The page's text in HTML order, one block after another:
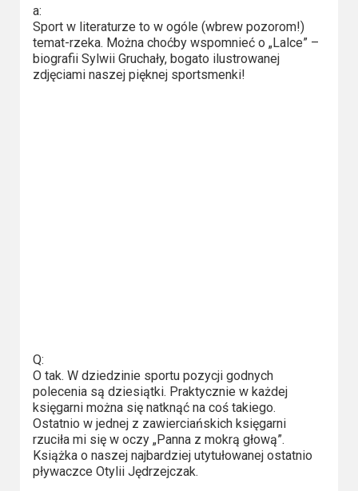
Streaming
Amazon
Prime
Showtime
Podsumowania
2023
2022
a:
Sport w literaturze to w ogóle (wbrew pozorom!)
temat-rzeka. Można choćby wspomnieć o „Lalce” –
biografii Sylwii Gruchały, bogato ilustrowanej
zdjęciami naszej pięknej sportsmenki!
Q:
O tak. W dziedzinie sportu pozycji godnych
polecenia są dziesiątki. Praktycznie w każdej
księgarni można się natknąć na coś takiego.
Ostatnio w jednej z zawierciańskich księgarni
rzuciła mi się w oczy „Panna z mokrą głową”.
Książka o naszej najbardziej utytułowanej ostatnio
pływaczce Otylii Jędrzejczak.